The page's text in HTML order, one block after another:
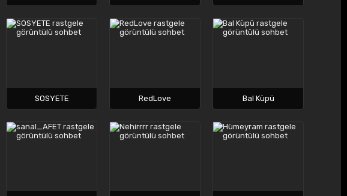
SOSYETE RedLove Bal Küpü